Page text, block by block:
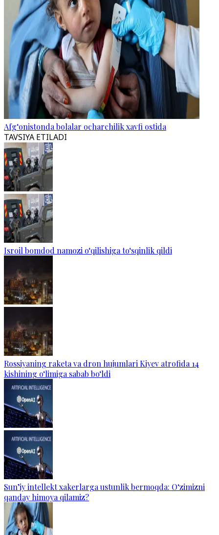
Afg‘onistonda bolalar ocharchilik xavfi ostida
TAVSIYA ETILADI
Isroil bomdod namozi o‘qilishiga to‘sqinlik qildi
Rossiyaning raketa va dron hujumlari Kiyev atrofida 14
kishining o‘limiga sabab bo‘ldi
Sun’iy intellekt xakerlarga ustunlik bermoqda: O‘zimizni
qanday himoya qilamiz?